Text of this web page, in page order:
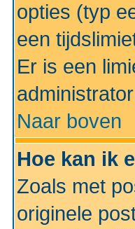
opties (typ
een
Er is een
administrator
Naar boven
Hoe kan ik
Zoals met
originele